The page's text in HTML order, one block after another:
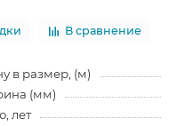
В сравнение
в размер, (м)
(мм)
лет